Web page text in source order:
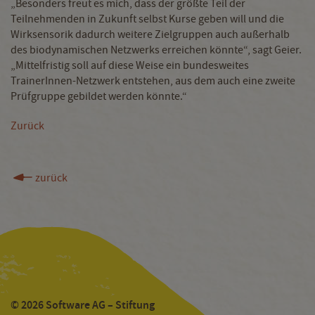
„Besonders freut es mich, dass der größte Teil der
Teilnehmenden in Zukunft selbst Kurse geben will und die
Wirksensorik dadurch weitere Zielgruppen auch außerhalb
des biodynamischen Netzwerks erreichen könnte“, sagt Geier.
„Mittelfristig soll auf diese Weise ein bundesweites
TrainerInnen-Netzwerk entstehen, aus dem auch eine zweite
Prüfgruppe gebildet werden könnte.“
Zurück
zurück
© 2026 Software AG – Stiftung